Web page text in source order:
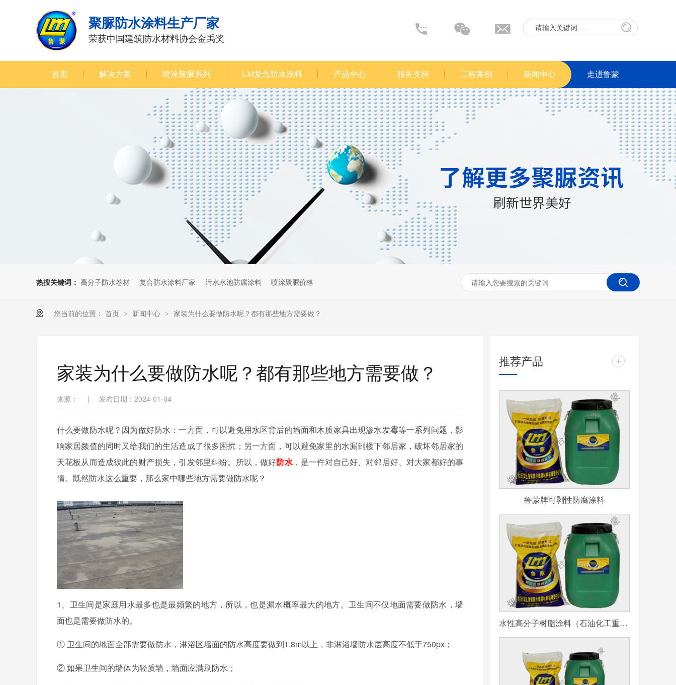
聚脲防水涂料生产厂家
荣获中国建筑防水材料协会金禹奖
首页 解决方案 喷涂聚脲系列 LM复合防水涂料 产品中心 服务支持 工程案例 新闻中心 走进鲁蒙
热搜关键词： 高分子防水卷材 复合防水涂料厂家 污水水池防腐涂料 喷涂聚脲价格
您当前的位置： 首页 > 新闻中心 > 家装为什么要做防水呢？都有那些地方需要做？
家装为什么要做防水呢？都有那些地方需要做？
来源： | 发布日期：2024-01-04
什么要做防水呢？因为做好防水：一方面，可以避免用水区背后的墙面和木质家具出现渗水发霉等一系列问题，影
响家居颜值的同时又给我们的生活造成了很多困扰；另一方面，可以避免家里的水漏到楼下邻居家，破坏邻居家的
天花板从而造成彼此的财产损失，引发邻里纠纷。所以，做好防水，是一件对自己好、对邻居好、对大家都好的事
情。既然防水这么重要，那么家中哪些地方需要做防水呢？
1 、卫生间是家庭用水最多也是最频繁的地方，所以，也是漏水概率最大的地方。卫生间不仅地面需要做防水，墙
面也是需要做防水的。
① 卫生间的地面全部需要做防水，淋浴区墙面的防水高度要做到1.8m以上，非淋浴墙防水层高度不低于750px ；
② 如果卫生间的墙体为轻质墙，墙面应满刷防水；
推荐产品 +
鲁蒙牌可剥性防腐涂料
水性高分子树脂涂料（石油化工重防腐用）